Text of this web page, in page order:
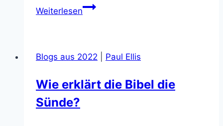
WeiterlesenWas
das
an
Blogs aus 2022 Paul Ellis
Wie erklärt die Bibel die
Sünde?